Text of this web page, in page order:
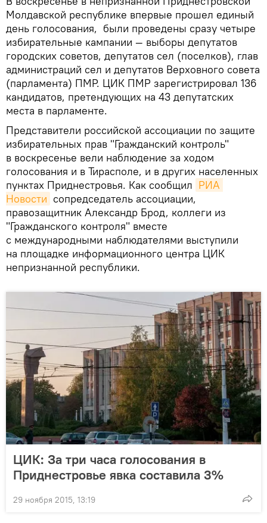
Молдавской республике впервые прошел единый
день голосования, были проведены сразу четыре
избирательные кампании — выборы депутатов
городских советов, депутатов сел (поселков), глав
администраций сел и депутатов Верховного совета
(парламента) ПМР. ЦИК ПМР зарегистрировал 136
кандидатов, претендующих на 43 депутатских
места в парламенте.
Представители российской ассоциации по защите
избирательных прав "Гражданский контроль"
в воскресенье вели наблюдение за ходом
голосования и в Тирасполе, и в других населенных
пунктах Приднестровья. Как сообщил РИА
Новости сопредседатель ассоциации,
правозащитник Александр Брод, коллеги из
"Гражданского контроля" вместе
с международными наблюдателями выступили
на площадке информационного центра ЦИК
непризнанной республики.
ЦИК: За три часа голосования в
Приднестровье явка составила 3%
29 ноября 2015, 13:19